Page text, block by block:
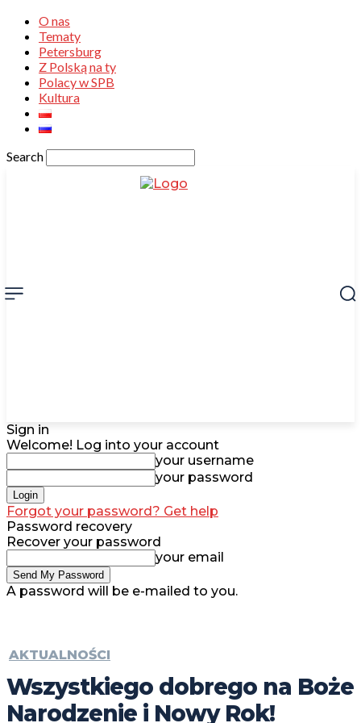
O nas
Tematy
Petersburg
Z Polską na ty
Polacy w SPB
Kultura
Search
Sign in
Welcome! Log into your account
your username
your password
Forgot your password? Get help
Password recovery
Recover your password
your email
A password will be e-mailed to you.
AKTUALNOŚCI
Wszystkiego dobrego na Boże
Narodzenie i Nowy Rok!